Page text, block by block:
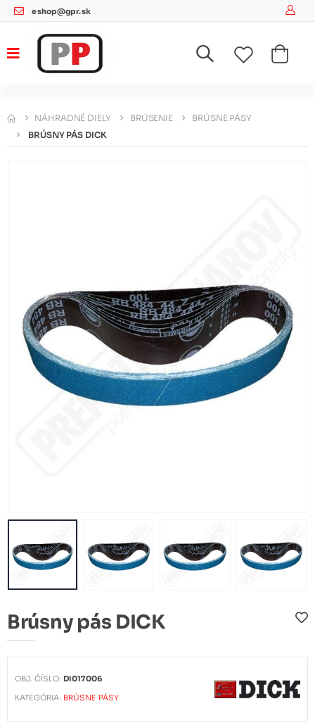
eshop@gpr.sk
NÁHRADNÉ DIELY BRÚSENIE
BRÚSNE PÁSY
BRÚSNY PÁS DICK
Brúsny pás DICK
OBJ. ČÍSLO: DI017006
KATEGÓRIA: BRÚSNE PÁSY